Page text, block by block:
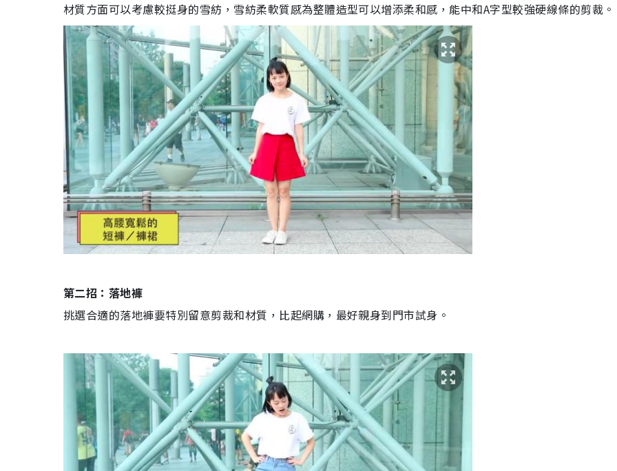
材質方面可以考慮較挺身的雪紡，雪紡柔軟質感為整體造型可以增添柔和感，能中和A字型較強硬線條的剪裁。
第二招：落地褲
挑選合適的落地褲要特別留意剪裁和材質，比起網購，最好親身到門市試身。